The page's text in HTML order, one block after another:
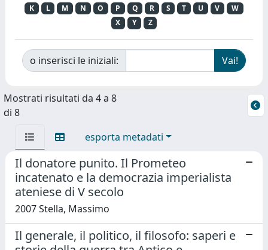
K
L M N O P Q R S T U V
W
X
Y Z
o inserisci le iniziali:
Mostrati risultati da 4 a 8
di 8
esporta metadati
Il donatore punito. Il Prometeo
incatenato e la democrazia imperialista
ateniese di V secolo
2007 Stella, Massimo
Il generale, il politico, il filosofo: saperi e